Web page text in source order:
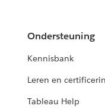
Ondersteuning
Kennisbank
Leren en
Tableau Help